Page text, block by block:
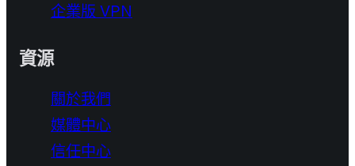
企業版 VPN
資源
關於我們
媒體中心
信任中心